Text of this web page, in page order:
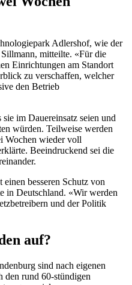
Adlershof, wie der
mitteilte. «Für die
Einrichtungen am Standort
zu verschaffen, welcher
den Betrieb
im Dauereinsatz seien und
würden. Teilweise werden
Wochen wieder voll
Beeindruckend sei die
besseren Schutz von
in Deutschland. «Wir werden
und der Politik
auf?
sind nach eigenen
den rund 60-stündigen